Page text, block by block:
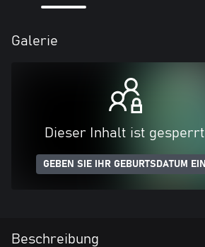
Galerie
Dieser Inhalt ist gesperrt
GEBEN SIE IHR GEBURTSDATUM EIN
Beschreibung